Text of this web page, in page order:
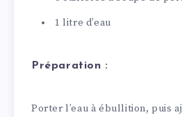
1 litre d’eau
Préparation :
Porter l’eau à ébullition, puis